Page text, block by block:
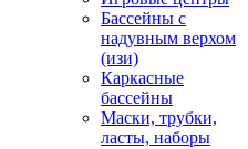
Бассейны с
надувным верхом
(изи)
Каркасные
бассейны
Маски, трубки,
ласты, наборы